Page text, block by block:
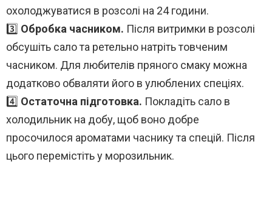
охолоджуватися в розсолі на 24 години.
3️⃣ Обробка часником. Після витримки в розсолі
обсушіть сало та ретельно натріть товченим
часником. Для любителів пряного смаку можна
додатково обваляти його в улюблених спеціях.
4️⃣ Остаточна підготовка. Покладіть сало в
холодильник на добу, щоб воно добре
просочилося ароматами часнику та спецій. Після
цього перемістіть у морозильник.